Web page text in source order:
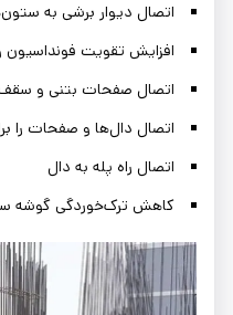
اتصال دیوار برشی به
افزایش تقویت
اتصال صفحات بتنی و
اتصال دال‌ها و صفحات را
اتصال راه پله به دال
کاهش ترک‌خوردگی گوشه‌